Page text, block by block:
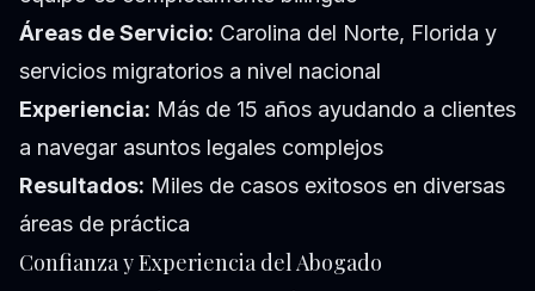
Áreas de Servicio: Carolina del Norte, Florida y
servicios migratorios a nivel nacional
Experiencia: Más de 15 años ayudando a clientes
a navegar asuntos legales complejos
Resultados: Miles de casos exitosos en diversas
áreas de práctica
Confianza y Experiencia del Abogado